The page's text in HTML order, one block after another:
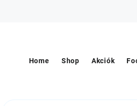
Home Shop Akciók